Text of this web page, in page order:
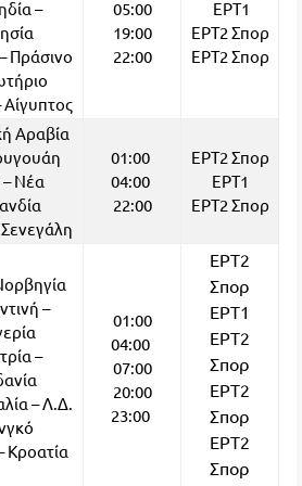
–
Πράσινο
Αίγυπτος
05:00
19:00
22:00
ΕΡΤ1
ΕΡΤ2 Σπορ
ΕΡΤ2 Σπορ
Αραβία
– Νέα
Σενεγάλη
01:00
04:00
22:00
ΕΡΤ2 Σπορ
ΕΡΤ1
ΕΡΤ2 Σπορ
–
–
– Λ.Δ.
Κροατία
01:00
04:00
07:00
20:00
23:00
ΕΡΤ2
Σπορ
ΕΡΤ1
ΕΡΤ2
Σπορ
ΕΡΤ2
Σπορ
ΕΡΤ2
Σπορ